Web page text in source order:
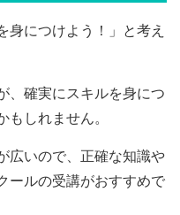
身につけよう！」と考え
、確実にスキルを身につ
もしれません。
広いので、正確な知識や
ールの受講がおすすめで